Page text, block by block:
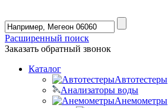
Расширенный поиск
Заказать обратный звонок
Каталог
Автотестеры
Анализаторы воды
Анемометры